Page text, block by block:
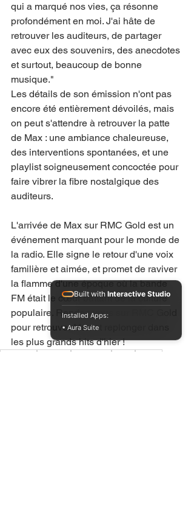
qui a marqué nos vies, ça résonne
profondément en moi. J'ai hâte de
retrouver les auditeurs, de partager
avec eux des souvenirs, des anecdotes
et surtout, beaucoup de bonne
musique."
Les détails de son émission n'ont pas
encore été entièrement dévoilés, mais
on peut s'attendre à retrouver la patte
de Max : une ambiance chaleureuse,
des interventions spontanées, et une
playlist soigneusement concoctée pour
faire vibrer la fibre nostalgique des
auditeurs.
L'arrivée de Max sur RMC Gold est un
événement marquant pour le monde de
la radio. Elle signe le retour d'une voix
familière et aimée, et promet de raviver
la flamme d'une époque où la bande
FM était le cœur battant de la culture
populaire. Rendez-vous sur RMC Gold
pour retrouver Max et replonger dans
les plus grands hits d'hier !
Built with Interactive Studio
Installed Apps:
• Aura Suite